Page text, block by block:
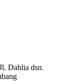
Dahlia dsn.